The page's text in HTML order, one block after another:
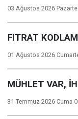
03 Ağustos 2026
FITRAT
01 Ağustos 2026
MÜHLET VAR,
31 Temmuz 2026 Cuma